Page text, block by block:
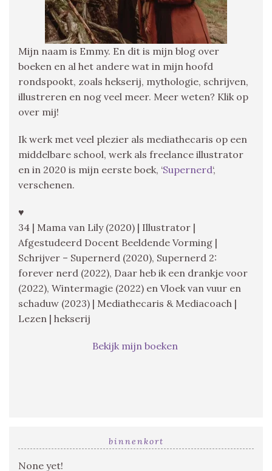
Mijn naam is Emmy. En dit is mijn blog over
boeken en al het andere wat in mijn hoofd
rondspookt, zoals hekserij, mythologie, schrijven,
illustreren en nog veel meer. Meer weten? Klik op
over mij!
Ik werk met veel plezier als mediathecaris op een
middelbare school, werk als freelance illustrator
en in 2020 is mijn eerste boek, ‘Supernerd‘,
verschenen.
♥
34 | Mama van Lily (2020) | Illustrator |
Afgestudeerd Docent Beeldende Vorming |
Schrijver – Supernerd (2020), Supernerd 2:
forever nerd (2022), Daar heb ik een drankje voor
(2022), Wintermagie (2022) en Vloek van vuur en
schaduw (2023) | Mediathecaris & Mediacoach |
Lezen | hekserij
Bekijk mijn boeken
binnenkort
None yet!